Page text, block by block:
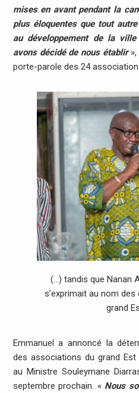
mises en avant pendant la
plus éloquentes que tout
au développement de la
avons décidé de nous établir»,
porte-parole des 24
(…) tandis que Nanan
s’exprimait au nom
grand
Emmanuel a annoncé la
des associations du grand
au Ministre Souleymane
septembre prochain. « Nous